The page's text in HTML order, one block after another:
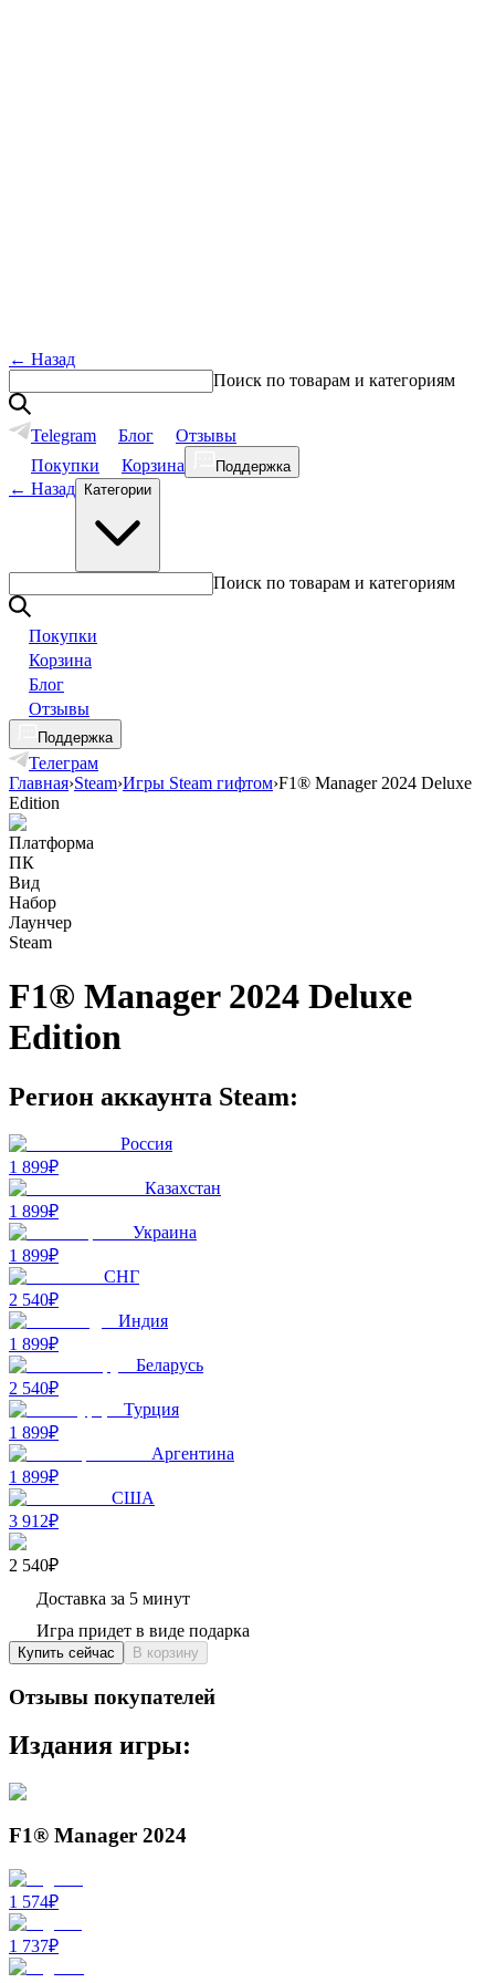
← Назад
Поиск по товарам и категориям
Telegram Блог
Отзывы
Покупки
Корзина Поддержка
← Назад Категории
Поиск по товарам и категориям
Покупки
Корзина
Блог
Отзывы
Поддержка
Телеграм
Главная›Steam›Игры Steam гифтом›F1® Manager 2024 Deluxe
Edition
Платформа
ПК
Вид
Набор
Лаунчер
Steam
F1® Manager 2024 Deluxe
Edition
Регион аккаунта Steam:
Россия
1 899₽
Казахстан
1 899₽
Украина
1 899₽
СНГ
2 540₽
Индия
1 899₽
Беларусь
2 540₽
Турция
1 899₽
Аргентина
1 899₽
США
3 912₽
2 540₽
Доставка за 5 минут
Игра придет в виде подарка
Купить сейчас В корзину
Отзывы покупателей
Издания игры:
F1® Manager 2024
1 574₽
1 737₽